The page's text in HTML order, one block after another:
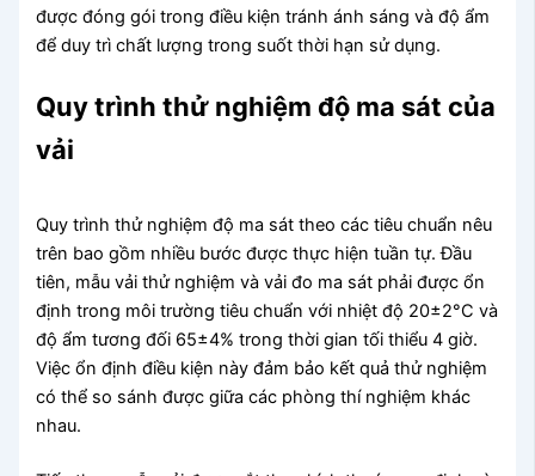
được đóng gói trong điều kiện tránh ánh sáng và độ ẩm
để duy trì chất lượng trong suốt thời hạn sử dụng.
Quy trình thử nghiệm độ ma sát của
vải
Quy trình thử nghiệm độ ma sát theo các tiêu chuẩn nêu
trên bao gồm nhiều bước được thực hiện tuần tự. Đầu
tiên, mẫu vải thử nghiệm và vải đo ma sát phải được ổn
định trong môi trường tiêu chuẩn với nhiệt độ 20±2°C và
độ ẩm tương đối 65±4% trong thời gian tối thiểu 4 giờ.
Việc ổn định điều kiện này đảm bảo kết quả thử nghiệm
có thể so sánh được giữa các phòng thí nghiệm khác
nhau.